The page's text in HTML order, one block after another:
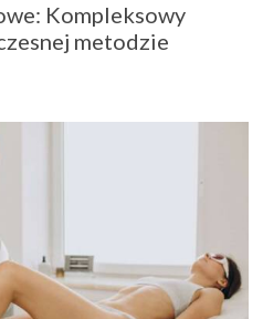
Kompleksowy
metodzie